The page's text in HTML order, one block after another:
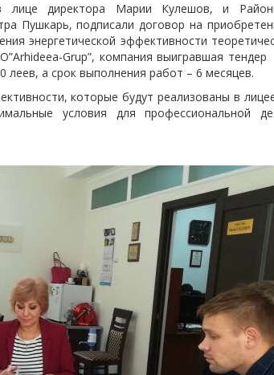
лице директора Марии Кулешов, и
Пушкарь, подписали договор на
энергетической эффективности
Grup”, компания выигравшая тендер
леев, а срок выполнения работ – 6 месяцев.
которые будут реализованы в
условия для профессиональной